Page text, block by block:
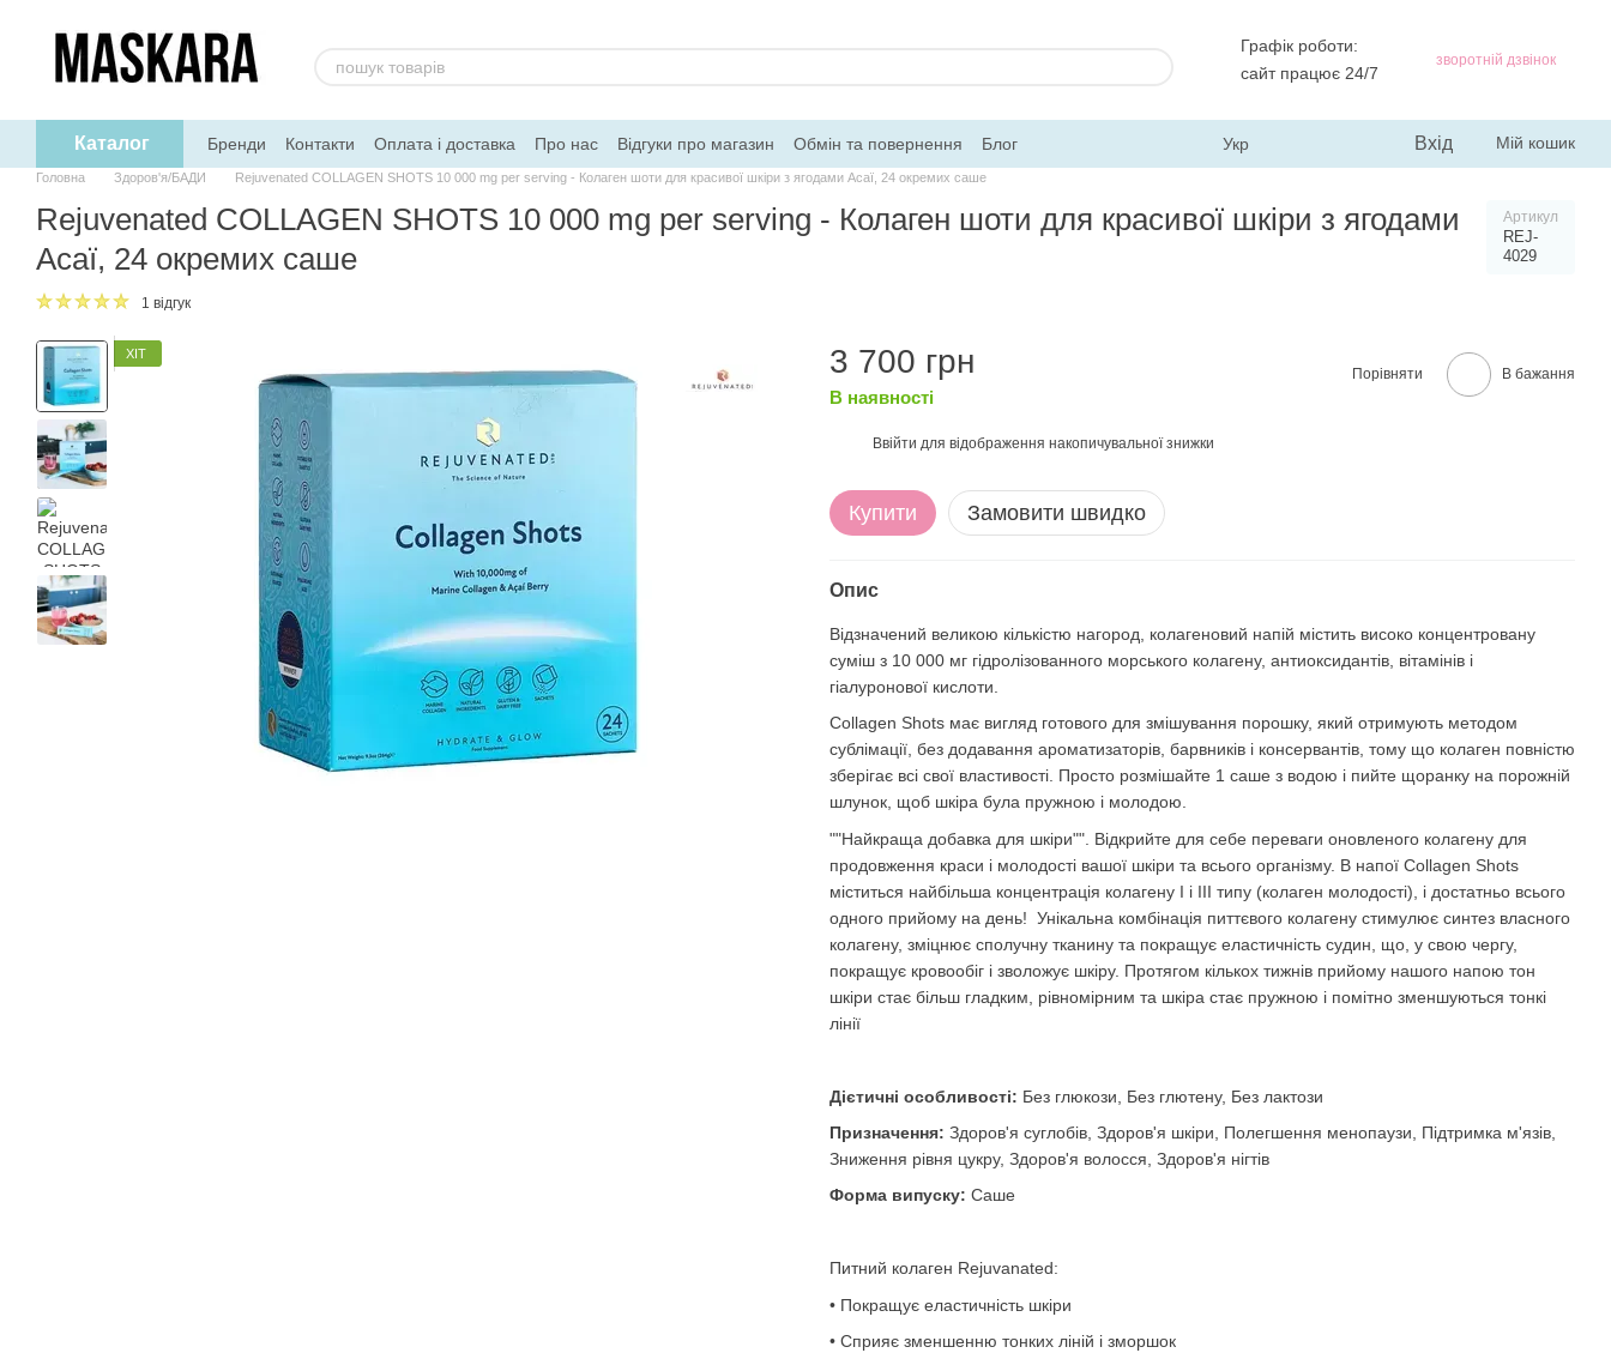
Графік роботи:
сайт працює 24/7
зворотній дзвінок
Каталог Бренди Контакти Оплата і доставка Про нас Відгуки про магазин Обмін та повернення Блог Укр Вхід Мій кошик
Головна Здоров'я/БАДИ Rejuvenated СOLLAGEN SHOTS 10 000 mg per serving - Колаген шоти для красивої шкіри з ягодами Асаї, 24 окремих саше
Rejuvenated СOLLAGEN SHOTS 10 000 mg per serving - Колаген шоти для красивої шкіри з ягодами
Асаї, 24 окремих саше
Артикул
REJ-
4029
1 відгук
ХІТ 3 700 грн
В наявності
Порівняти В бажання
Ввійти для відображення накопичувальної знижки
Купити Замовити швидко
Опис
Відзначений великою кількістю нагород, колагеновий напій містить високо концентровану
суміш з 10 000 мг гідролізованного морського колагену, антиоксидантів, вітамінів і
гіалуронової кислоти.
Collagen Shots має вигляд готового для змішування порошку, який отримують методом
сублімації, без додавання ароматизаторів, барвників і консервантів, тому що колаген повністю
зберігає всі свої властивості. Просто розмішайте 1 саше з водою і пийте щоранку на порожній
шлунок, щоб шкіра була пружною і молодою.
""Найкраща добавка для шкіри"". Відкрийте для себе переваги оновленого колагену для
продовження краси і молодості вашої шкіри та всього організму. В напої Collagen Shots
міститься найбільша концентрація колагену І і ІІІ типу (колаген молодості), і достатньо всього
одного прийому на день! Унікальна комбінація питтєвого колагену стимулює синтез власного
колагену, зміцнює сполучну тканину та покращує еластичність судин, що, у свою чергу,
покращує кровообіг і зволожує шкіру. Протягом кількох тижнів прийому нашого напою тон
шкіри стає більш гладким, рівномірним та шкіра стає пружною і помітно зменшуються тонкі
лінії
Дієтичні особливості: Без глюкози, Без глютену, Без лактози
Призначення: Здоров'я суглобів, Здоров'я шкіри, Полегшення менопаузи, Підтримка м'язів,
Зниження рівня цукру, Здоров'я волосся, Здоров'я нігтів
Форма випуску: Саше
Питний колаген Rejuvanated:
• Покращує еластичність шкіри
• Сприяє зменшенню тонких ліній і зморшок